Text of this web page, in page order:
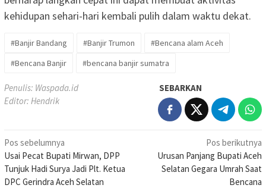
kehidupan sehari-hari kembali pulih dalam waktu dekat.
#Banjir Bandang #Banjir Trumon
#Bencana alam Aceh
#Bencana Banjir
#bencana banjir sumatra
Penulis: Waspada.id
Editor: Hendrik
SEBARKAN
Navigasi
pos
Pos sebelumnya
Usai Pecat Bupati Mirwan, DPP
Tunjuk Hadi Surya Jadi Plt. Ketua
DPC Gerindra Aceh Selatan
Pos berikutnya
Urusan Panjang Bupati Aceh
Selatan Gegara Umrah Saat
Bencana